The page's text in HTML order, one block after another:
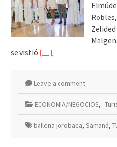
se vistió […]
Leave a comment
ECONOMIA/NEGOCIOS,
ballena jorobada, Samaná,